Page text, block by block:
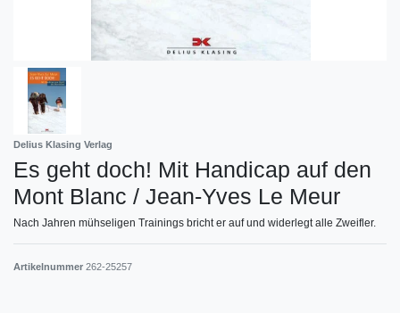
Delius Klasing Verlag
Es geht doch! Mit Handicap auf den
Mont Blanc / Jean-Yves Le Meur
Nach Jahren mühseligen Trainings bricht er auf und widerlegt alle Zweifler.
Artikelnummer 262-25257